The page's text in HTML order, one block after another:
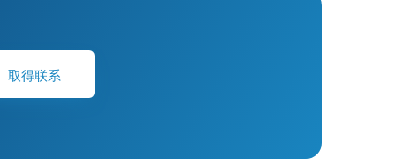
取得联系